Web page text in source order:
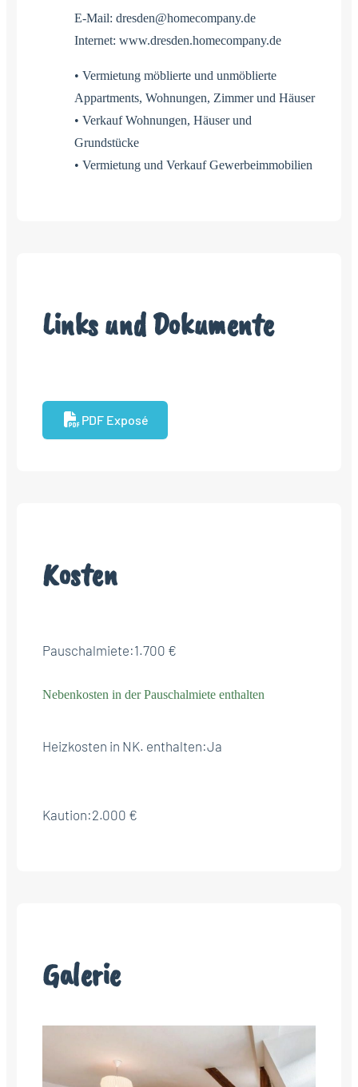
E-Mail: dresden@homecompany.de
Internet: www.dresden.homecompany.de
• Vermietung möblierte und unmöblierte
Appartments, Wohnungen, Zimmer und Häuser
• Verkauf Wohnungen, Häuser und
Grundstücke
• Vermietung und Verkauf Gewerbeimmobilien
Links und Dokumente
PDF Exposé
Kosten
Pauschalmiete:1.700 €
Nebenkosten in der Pauschalmiete enthalten
Heizkosten in NK. enthalten:Ja
Kaution:2.000 €
Galerie